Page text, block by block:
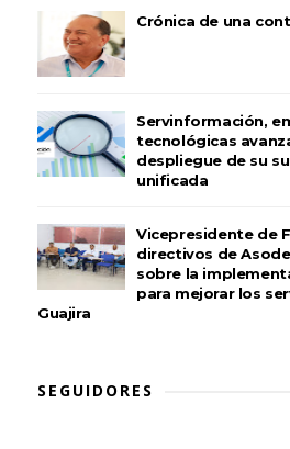
Crónica de una
Servinformación,
tecnológicas
despliegue de su
unificada
Vicepresidente de
directivos de
sobre la
para mejorar los
Guajira
SEGUIDORES